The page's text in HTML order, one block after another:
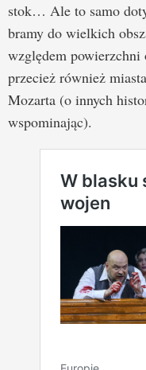
stok… Ale to samo
bramy do wielkich
względem powierzchni
przecież również
Mozarta (o innych
wspominając).